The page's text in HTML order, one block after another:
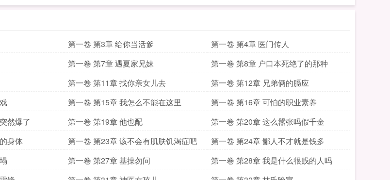
第一卷 第3章 给你当活爹
第一卷 第4章 医门传人
第一卷 第7章 遇夏家兄妹
第一卷 第8章 户口本死绝了的那种
第一卷 第11章 找你亲女儿去
第一卷 第12章 兄弟俩的膈应
第一卷 第15章 我怎么不能在这里
第一卷 第16章 可怕的职业素养
然爆了 第一卷 第19章 他也配
第一卷 第20章 这么嚣张吗假千金
身体 第一卷 第23章 该不会有肌肤饥渴症吧
第一卷 第24章 鄙人不才就是钱多
第一卷 第27章 基操勿问
第一卷 第28章 我是什么很贱的人吗